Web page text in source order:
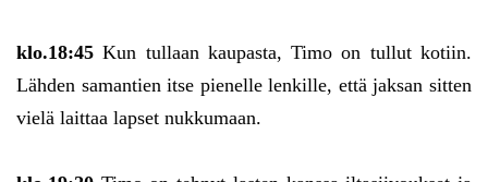
klo.18:45 Kun tullaan kaupasta, Timo on tullut kotiin.
Lähden samantien itse pienelle lenkille, että jaksan sitten
vielä laittaa lapset nukkumaan.